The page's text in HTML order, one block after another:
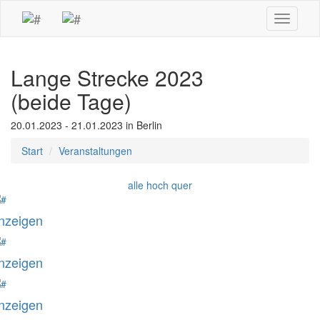
Toggle
Lange Strecke 2023
(beide Tage)
20.01.2023 - 21.01.2023 in Berlin
Start
Veranstaltungen
alle hoch quer